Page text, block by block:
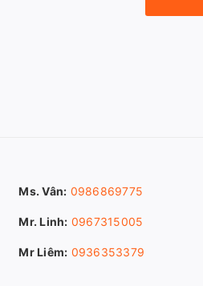
Ms. Vân: 0986869775
Mr. Linh: 0967315005
Mr Liêm: 0936353379